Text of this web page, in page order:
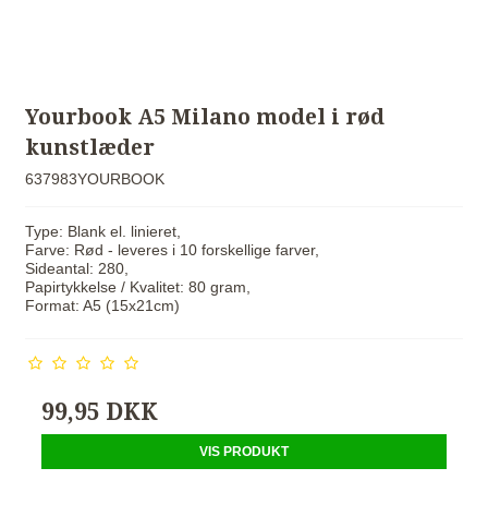
Yourbook A5 Milano model i rød
kunstlæder
637983YOURBOOK
Type: Blank el. linieret,
Farve: Rød - leveres i 10 forskellige farver,
Sideantal: 280,
Papirtykkelse / Kvalitet: 80 gram,
Format: A5 (15x21cm)
99,95 DKK
VIS PRODUKT